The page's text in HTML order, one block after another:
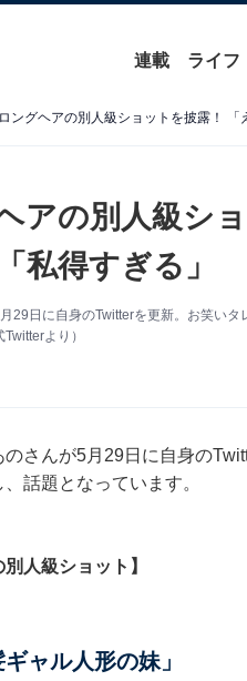
連載 ライフ
ングヘアの別人級ショットを披露！ 「
アの別人級シ
私得すぎる」
29日に自身のTwitterを更新。お笑い
より）
さんが5月29日に自身の
話題となっています。
人級ショット】
ャル人形の妹」